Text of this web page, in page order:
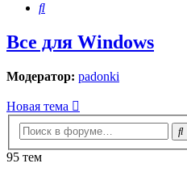
Поиск
Все для Windows
Модератор: padonki
Новая тема
95 тем